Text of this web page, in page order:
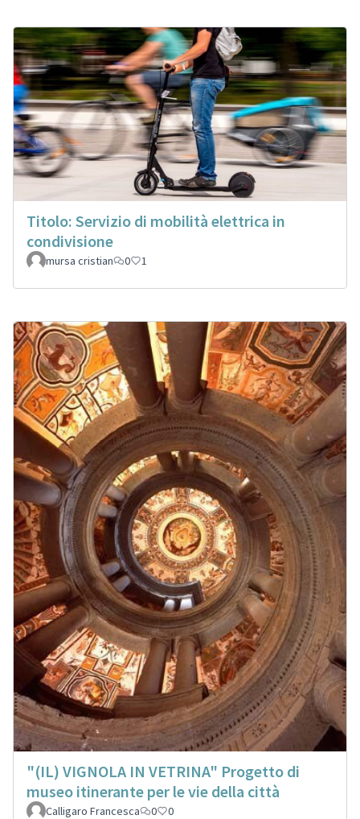
Titolo: Servizio di mobilità elettrica in
condivisione
mursa cristian 0 1
"(IL) VIGNOLA IN VETRINA" Progetto di
museo itinerante per le vie della città
Calligaro Francesca 0 0